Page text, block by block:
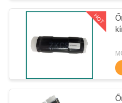
QUAN
Ống co
HOT